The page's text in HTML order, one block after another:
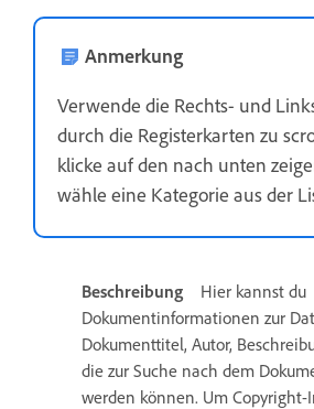
Anmerkung
Verwende die Rechts- und
durch die Registerkarten zu
klicke auf den nach unten
wähle eine Kategorie aus der
Beschreibung
Hier kannst du
Dokumentinformationen zur
Dokumenttitel, Autor,
die zur Suche nach dem
werden können. Um